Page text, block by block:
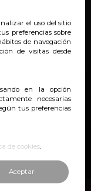
el uso del sitio
preferencias sobre
de navegación
de visitas desde
en la opción
necesarias
tus preferencias
de cookies.
Aceptar